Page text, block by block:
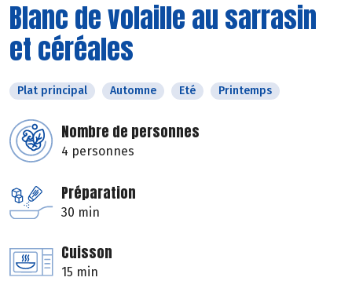
Blanc de volaille au sarrasin
et céréales
Plat principal Automne Eté Printemps
Nombre de personnes
4 personnes
Préparation
30 min
Cuisson
15 min